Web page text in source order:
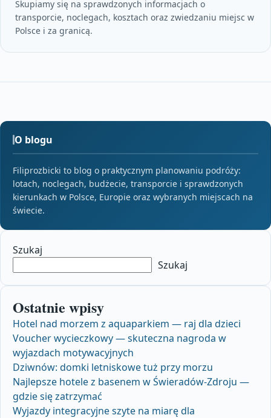
Skupiamy się na sprawdzonych informacjach o
transporcie, noclegach, kosztach oraz zwiedzaniu miejsc w
Polsce i za granicą.
O blogu
Filiprozbicki to blog o praktycznym planowaniu podróży:
lotach, noclegach, budżecie, transporcie i sprawdzonych
kierunkach w Polsce, Europie oraz wybranych miejscach na
świecie.
Szukaj
Szukaj
Ostatnie wpisy
Hotel nad morzem z aquaparkiem — raj dla dzieci
Voucher wycieczkowy — skuteczna nagroda w
wyjazdach motywacyjnych
Dziwnów: domki letniskowe tuż przy morzu
Najlepsze hotele z basenem w Świeradów‑Zdroju —
gdzie się zatrzymać
Wyjazdy integracyjne szyte na miarę dla